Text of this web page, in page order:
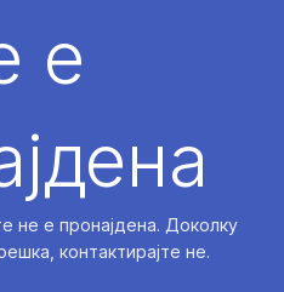
е
не е пронајдена. Доколку
контактирајте не.